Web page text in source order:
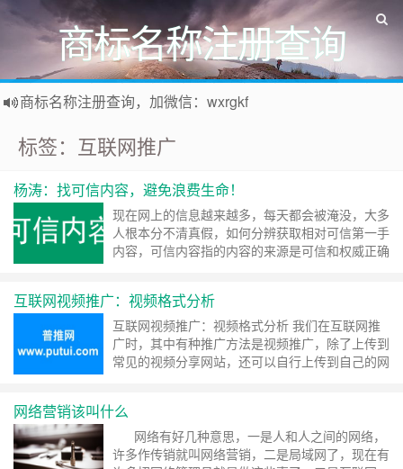
商标名称注册查询
商标名称注册查询，加微信：wxrgkf
标签：互联网推广
杨涛：找可信内容，避免浪费生命！
现在网上的信息越来越多，每天都会被淹没，大多
人根本分不清真假，如何分辨获取相对可信第一手
内容，可信内容指的内容的来源是可信和权威正确
容。 国家网信办发布的最新版《互联网新闻信息
稿源单位名单》，名单涵盖中央新闻网站、中央新
闻单位、行业媒体、地方新闻网站、地方新闻单位
和政务发……继续阅读 »
互联网视频推广：视频格式分析
互联网视频推广：视频格式分析 我们在互联网推
广时，其中有种推广方法是视频推广，除了上传到
常见的视频分享网站，还可以自行上传到自己的网
外知名的RealNetworks公司开发的一种新型流式
视频文件格式,并且RealMedia可以根据不同的网
络传输速率制定出不同的压缩比率……继续阅读 »
网络营销该叫什么
网络有好几种意思，一是人和人之间的网络，
许多作传销就叫网络营销，二是局域网了，现在有